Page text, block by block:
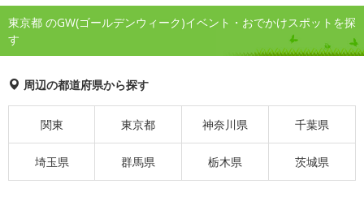
東京都 のGW(ゴールデンウィーク)イベント・おでかけスポットを探
す
周辺の都道府県から探す
関東 東京都 神奈川県 千葉県
埼玉県 群馬県 栃木県 茨城県